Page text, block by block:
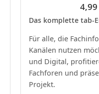
Das komplette tab-
Für alle, die
Kanälen nutzen
und Digital,
Fachforen und
Projekt.